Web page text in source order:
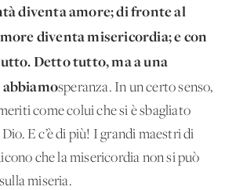
diventa amore; di fronte al
diventa misericordia; e con
Detto tutto, ma a una
speranza. In un certo senso,
come colui che si è sbagliato
E c’è di più! I grandi maestri di
che la misericordia non si può
miseria.